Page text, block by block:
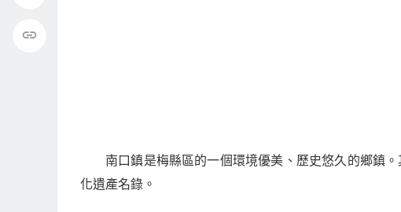
南口鎮是梅縣區的一個環境優美、歷史悠久的鄉鎮
化遺產名錄。